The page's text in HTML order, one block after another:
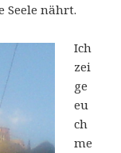
Seele nährt.
Ich
zei
ge
eu
ch
me